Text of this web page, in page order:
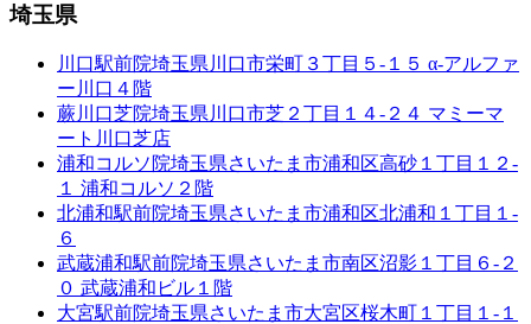
埼玉県
川口駅前院埼玉県川口市栄町３丁目５-１５ α-アルファ
ー川口４階
蕨川口芝院埼玉県川口市芝２丁目１４-２４ マミーマ
ート川口芝店
浦和コルソ院埼玉県さいたま市浦和区高砂１丁目１２-
１ 浦和コルソ２階
北浦和駅前院埼玉県さいたま市浦和区北浦和１丁目１-
６
武蔵浦和駅前院埼玉県さいたま市南区沼影１丁目６-２
０ 武蔵浦和ビル１階
大宮駅前院埼玉県さいたま市大宮区桜木町１丁目１-１